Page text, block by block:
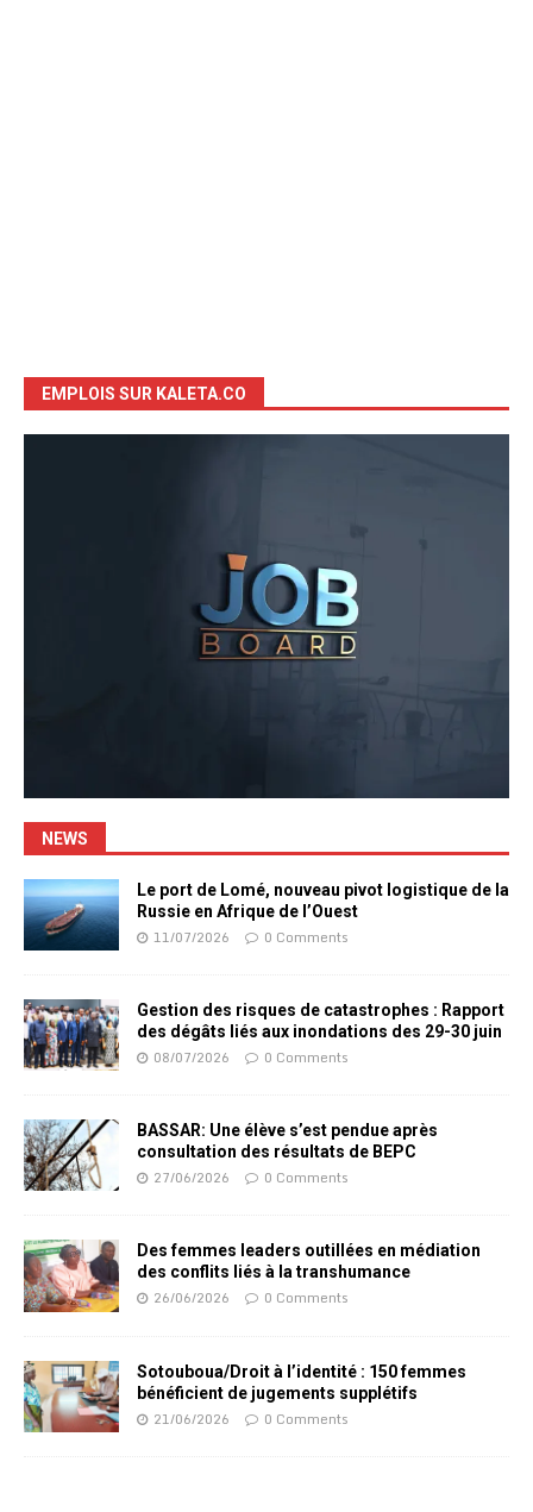
EMPLOIS SUR KALETA.CO
NEWS
Le port de Lomé, nouveau pivot logistique de la
Russie en Afrique de l’Ouest
11/07/2026 0 Comments
Gestion des risques de catastrophes : Rapport
des dégâts liés aux inondations des 29-30 juin
08/07/2026 0 Comments
BASSAR: Une élève s’est pendue après
consultation des résultats de BEPC
27/06/2026 0 Comments
Des femmes leaders outillées en médiation
des conflits liés à la transhumance
26/06/2026 0 Comments
Sotouboua/Droit à l’identité : 150 femmes
bénéficient de jugements supplétifs
21/06/2026 0 Comments